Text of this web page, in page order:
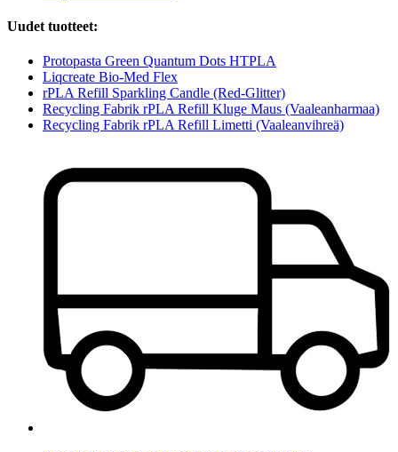
Uudet tuotteet:
Protopasta Green Quantum Dots HTPLA
Liqcreate Bio-Med Flex
rPLA Refill Sparkling Candle (Red-Glitter)
Recycling Fabrik rPLA Refill Kluge Maus (Vaaleanharmaa)
Recycling Fabrik rPLA Refill Limetti (Vaaleanvihreä)